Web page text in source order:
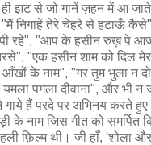
झट से जो गानें ज़हन में आ जाते
निगाहें तेरे चेहरे से हटाऊँ
रहे", "आप के हसीन रुख़ पे
"एक हसीन शाम को दिल
के नाम", "गर तुम भुला न
पगला दीवाना", और भी न
गाये हैं परदे पर अभिनय करते
के नाम जिस गीत को समर्पित
फ़िल्म थी। जी हाँ, 'शोला